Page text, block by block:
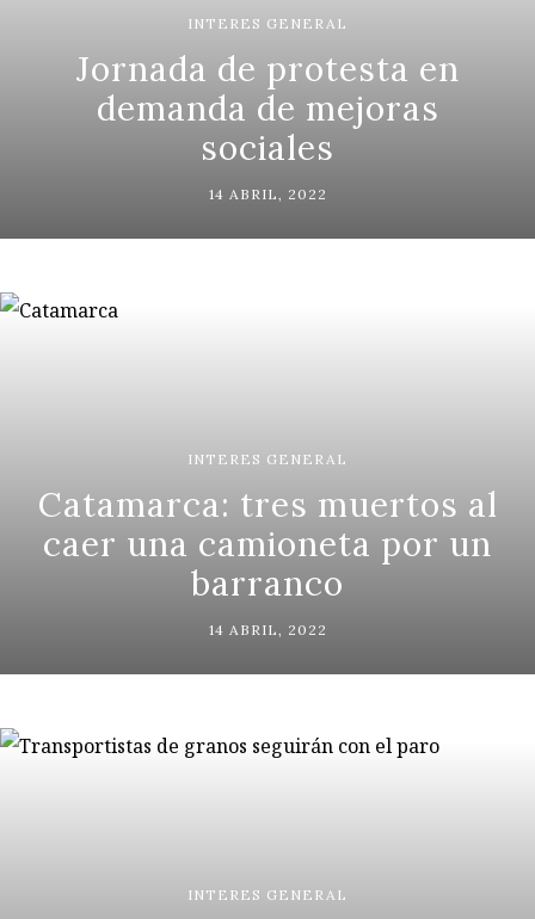
INTERES GENERAL
Jornada de protesta en
demanda de mejoras
sociales
14 ABRIL, 2022
INTERES GENERAL
Catamarca: tres muertos al
caer una camioneta por un
barranco
14 ABRIL, 2022
INTERES GENERAL